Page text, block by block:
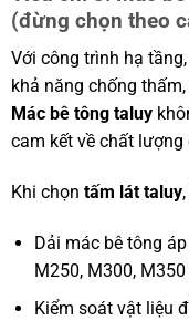
(đừng chọn theo
Với công trình hạ
khả năng chống
Mác bê tông taluy
cam kết về chất
Khi chọn tấm lát taluy
Dải mác bê tông
M250, M300,
Kiểm soát vật liệu